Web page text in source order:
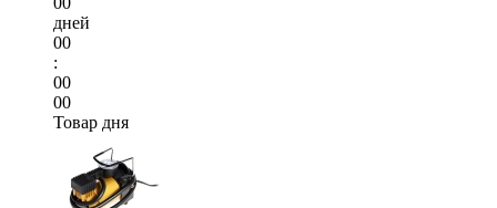
дней
00
:
00
00
Товар дня